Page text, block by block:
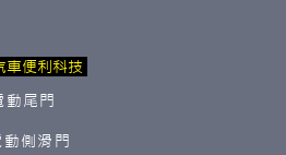
車便利科技
動尾門
動側滑門